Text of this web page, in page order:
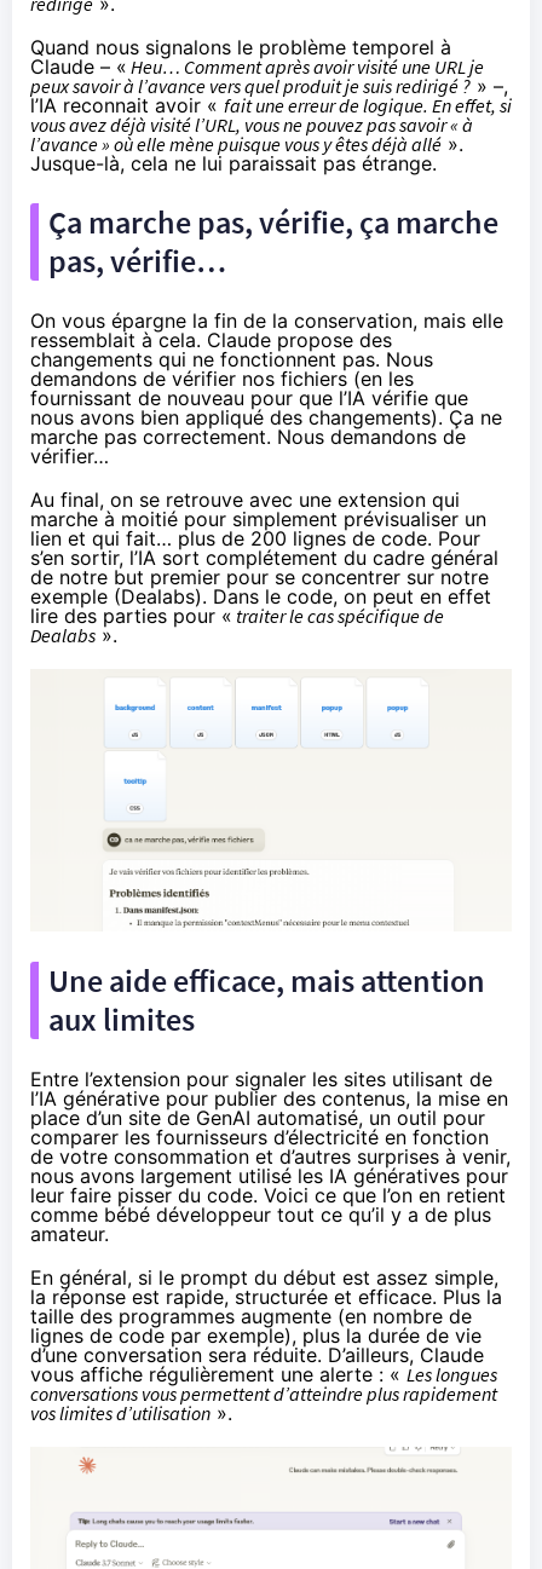
Quand nous signalons le problème temporel à
Claude – « Heu… Comment après avoir visité une URL je
peux savoir à l’avance vers quel produit je suis redirigé ? » –,
l’IA reconnait avoir « fait une erreur de logique. En effet, si
vous avez déjà visité l’URL, vous ne pouvez pas savoir « à
l’avance » où elle mène puisque vous y êtes déjà allé ».
Jusque-là, cela ne lui paraissait pas étrange.
Ça marche pas, vérifie, ça marche
pas, vérifie…
On vous épargne la fin de la conservation, mais elle
ressemblait à cela. Claude propose des
changements qui ne fonctionnent pas. Nous
demandons de vérifier nos fichiers (en les
fournissant de nouveau pour que l’IA vérifie que
nous avons bien appliqué des changements). Ça ne
marche pas correctement. Nous demandons de
vérifier…
Au final, on se retrouve avec une extension qui
marche à moitié pour simplement prévisualiser un
lien et qui fait… plus de 200 lignes de code. Pour
s’en sortir, l’IA sort complétement du cadre général
de notre but premier pour se concentrer sur notre
exemple (Dealabs). Dans le code, on peut en effet
lire des parties pour « traiter le cas spécifique de
Dealabs ».
Une aide efficace, mais attention
aux limites
Entre l’extension pour signaler les sites utilisant de
l’IA générative pour publier des contenus, la mise en
place d’un site de GenAI automatisé, un outil pour
comparer les fournisseurs d’électricité en fonction
de votre consommation et d’autres surprises à venir,
nous avons largement utilisé les IA génératives pour
leur faire pisser du code. Voici ce que l’on en retient
comme bébé développeur tout ce qu’il y a de plus
amateur.
En général, si le prompt du début est assez simple,
la réponse est rapide, structurée et efficace. Plus la
taille des programmes augmente (en nombre de
lignes de code par exemple), plus la durée de vie
d’une conversation sera réduite. D’ailleurs, Claude
vous affiche régulièrement une alerte : « Les longues
conversations vous permettent d’atteindre plus rapidement
vos limites d’utilisation ».